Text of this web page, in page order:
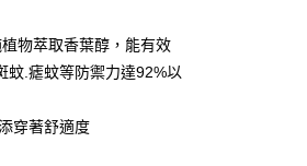
物萃取香葉醇，能有效
蚊.瘧蚊等防禦力達92%以
穿著舒適度